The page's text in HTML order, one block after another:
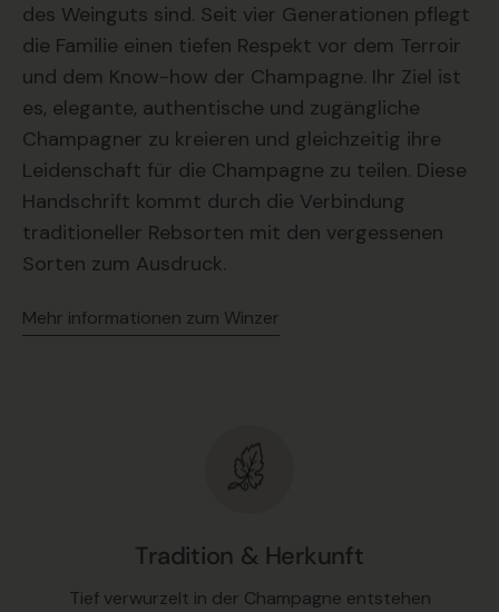
des Weinguts sind. Seit vier Generationen pflegt
die Familie einen tiefen Respekt vor dem Terroir
und dem Know-how der Champagne. Ihr Ziel ist
es, elegante, authentische und zugängliche
Champagner zu kreieren und gleichzeitig ihre
Leidenschaft für die Champagne zu teilen. Diese
Handschrift kommt durch die Verbindung
traditioneller Rebsorten mit den vergessenen
Sorten zum Ausdruck.
Mehr informationen zum Winzer
Tradition & Herkunft
Tief verwurzelt in der Champagne entstehen